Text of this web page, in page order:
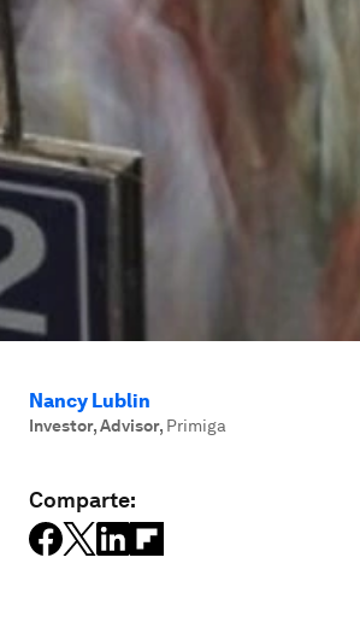
Nancy Lublin
Investor, Advisor, Primiga
Comparte: